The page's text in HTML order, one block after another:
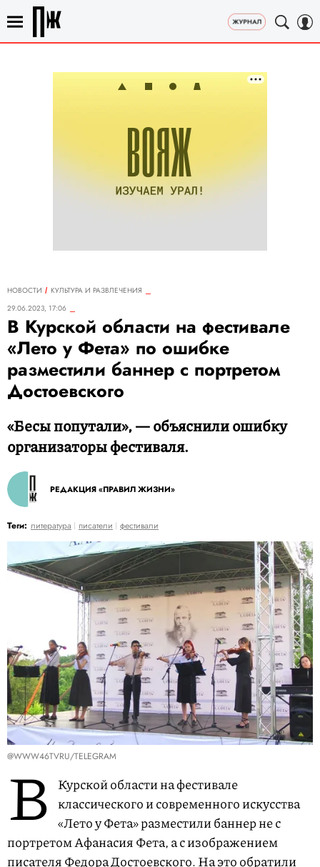
НОВОСТИ
КУЛЬТУРА И РАЗВЛЕЧЕНИЯ
29.06.2023, 17:06
В Курской области на фестивале
«Лето у Фета» по ошибке
разместили баннер с портретом
Достоевского
«Бесы попутали», — объяснили ошибку
организаторы фестиваля.
РЕДАКЦИЯ «ПРАВИЛ ЖИЗНИ»
Теги: литература писатели фестивали
@WWW46TVRU/TELEGRAM
В
Курской области на фестивале
классического и современного искусства
«Лето у Фета» разместили баннер не с
портретом Афанасия Фета, а с изображением
писателя Федора Достоевского. На это обратили